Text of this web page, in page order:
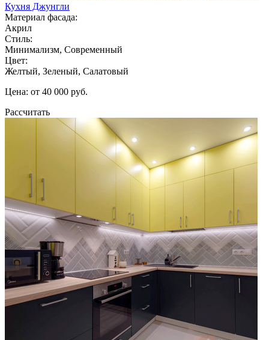
Кухня Джунгли
Материал фасада:
Акрил
Стиль:
Минимализм, Современный
Цвет:
Желтый, Зеленый, Салатовый
Цена: от 40 000 руб.
Рассчитать